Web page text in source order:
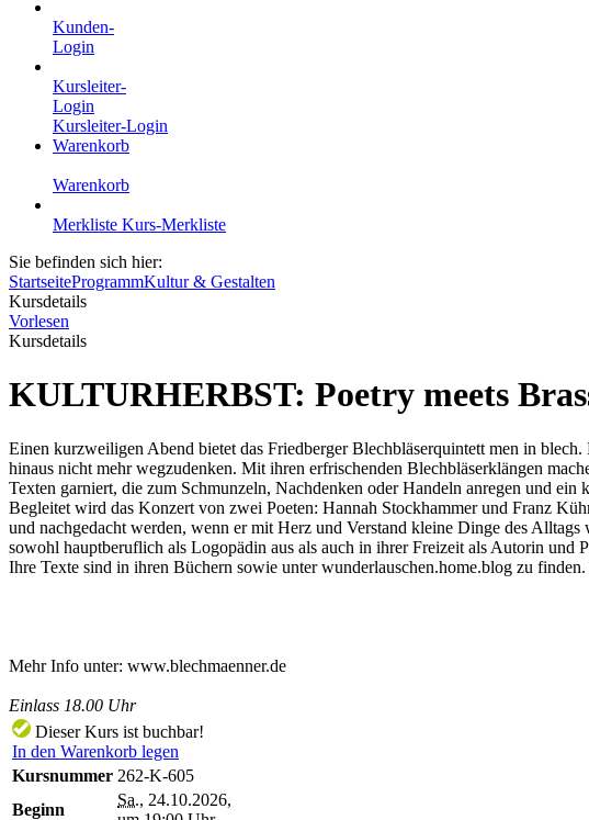
Kunden-
Login
Kursleiter-
Login
Kursleiter-Login
Warenkorb
Warenkorb
Merkliste Kurs-Merkliste
Sie befinden sich hier:
StartseiteProgrammKultur & Gestalten
Kursdetails
Vorlesen
Kursdetails
KULTURHERBST: Poetry meets
Einen kurzweiligen Abend bietet das Friedberger Blechbläserquintett men in
hinaus nicht mehr wegzudenken. Mit ihren erfrischenden Blechbläserklängen
Texten garniert, die zum Schmunzeln, Nachdenken oder Handeln anregen und ein
Begleitet wird das Konzert von zwei Poeten: Hannah Stockhammer und Franz
und nachgedacht werden, wenn er mit Herz und Verstand kleine Dinge des
sowohl hauptberuflich als Logopädin aus als auch in ihrer Freizeit als Autorin und
Ihre Texte sind in ihren Büchern sowie unter wunderlauschen.home.blog zu
Mehr Info unter: www.blechmaenner.de
Einlass 18.00 Uhr
Dieser Kurs ist buchbar!
In den Warenkorb legen
Kursnummer 262-K-605
Beginn
Sa., 24.10.2026,